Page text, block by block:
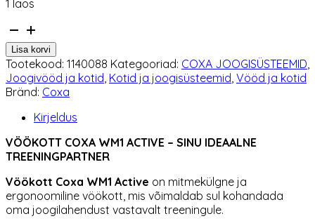
1 laos
Vöökott
Coxa
WM1
Active
joogipunsuga
kogus
Lisa korvi
Tootekood: 1140088 Kategooriad: COXA JOOGISÜSTEEMID,
Joogivööd ja kotid, Kotid ja joogisüsteemid, Vööd ja kotid
Bränd: Coxa
Kirjeldus
VÖÖKOTT COXA WM1 ACTIVE – SINU IDEAALNE
TREENINGPARTNER
Vöökott Coxa WM1 Active on mitmekülgne ja
ergonoomiline vöökott, mis võimaldab sul kohandada
oma joogilahendust vastavalt treeningule.